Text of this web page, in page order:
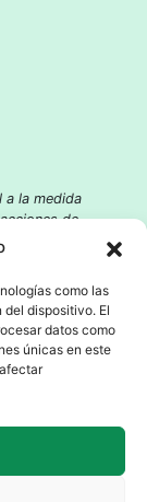
como las
dispositivo. El
datos como
únicas en este
a la medida
de
reservados.